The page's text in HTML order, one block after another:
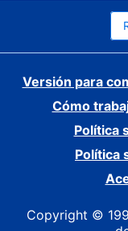
Versión para
Cómo
Política
Política
Copyright ©